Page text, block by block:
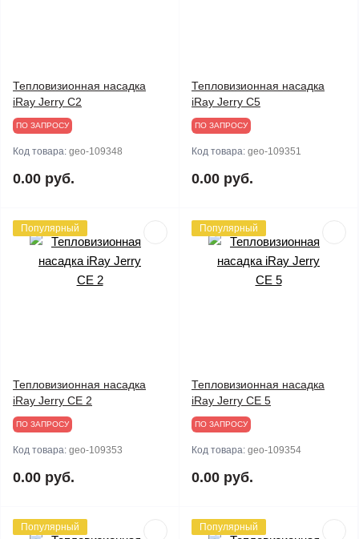
Тепловизионная насадка
iRay Jerry C2
ПО ЗАПРОСУ
Код товара: geo-109348
0.00 руб.
Тепловизионная насадка
iRay Jerry C5
ПО ЗАПРОСУ
Код товара: geo-109351
0.00 руб.
Популярный
Тепловизионная насадка
iRay Jerry CE 2
ПО ЗАПРОСУ
Код товара: geo-109353
0.00 руб.
Популярный
Тепловизионная насадка
iRay Jerry CE 5
ПО ЗАПРОСУ
Код товара: geo-109354
0.00 руб.
Популярный Популярный